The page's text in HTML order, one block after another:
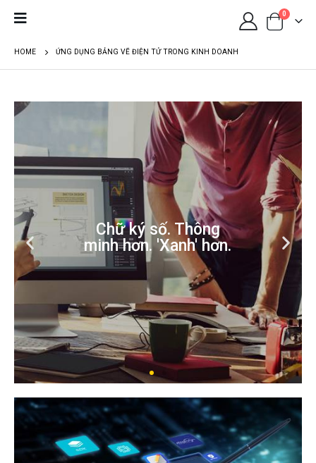
0
HOME ỨNG DỤNG BẢNG VẼ ĐIỆN TỬ TRONG KINH DOANH